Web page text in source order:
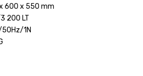
600 x 550 mm
200 LT
1N